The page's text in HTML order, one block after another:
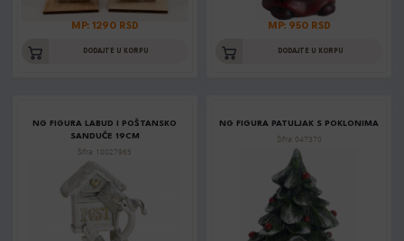
MP: 1290 RSD
DODAJTE U KORPU
MP: 950 RSD
DODAJTE U KORPU
NG FIGURA LABUD I POŠTANSKO
SANDUČE 19CM
Šifra: 10027965
NG FIGURA PATULJAK S POKLONIMA
Šifra: 047370